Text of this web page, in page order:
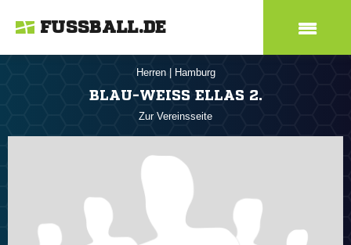
FUSSBALL.DE
Herren Hamburg
BLAU-WEISS ELLAS 2.
Zur Vereinsseite